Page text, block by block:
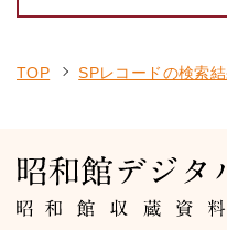
TOP SPレコードの検索